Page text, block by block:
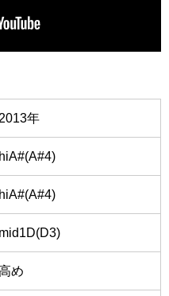
2013年
hiA#(A#4)
hiA#(A#4)
mid1D(D3)
め